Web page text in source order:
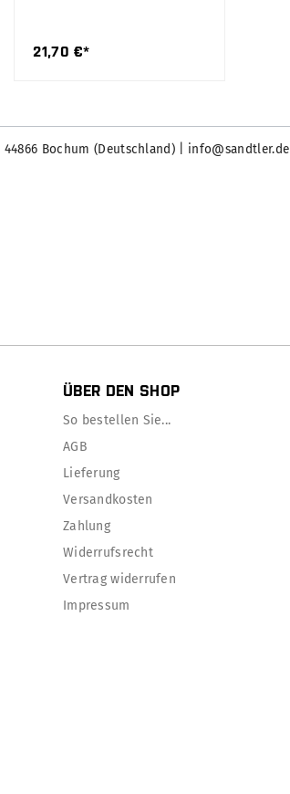
21,70 €*
44866 Bochum (Deutschland) | info@sandtler.de
ÜBER DEN SHOP
So bestellen Sie...
AGB
Lieferung
Versandkosten
Zahlung
Widerrufsrecht
Vertrag widerrufen
Impressum